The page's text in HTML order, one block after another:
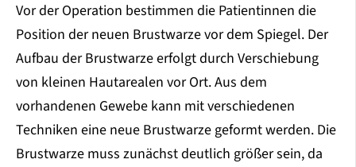
Vor der Operation bestimmen die Patientinnen die
Position der neuen Brustwarze vor dem Spiegel. Der
Aufbau der Brustwarze erfolgt durch Verschiebung
von kleinen Hautarealen vor Ort. Aus dem
vorhandenen Gewebe kann mit verschiedenen
Techniken eine neue Brustwarze geformt werden. Die
Brustwarze muss zunächst deutlich größer sein, da